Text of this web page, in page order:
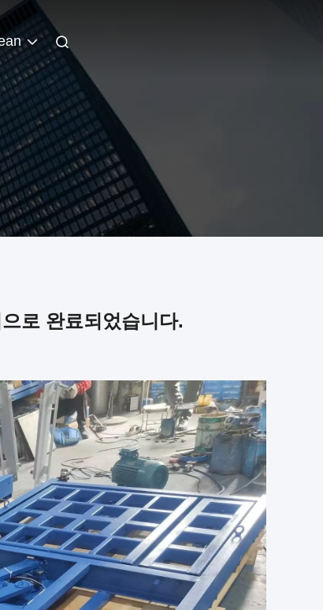
로 완료되었습니다.